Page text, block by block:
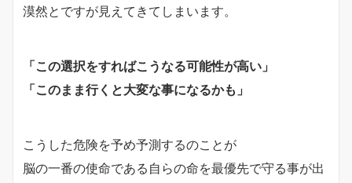
漠然とですが見えてきてしまいます。
「この選択をすればこうなる可能性が高い」
「このまま行くと大変な事になるかも」
こうした危険を予め予測するのことが
脳の一番の使命である自らの命を最優先で守る事が出